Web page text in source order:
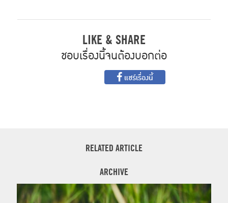
LIKE & SHARE
ชอบเรื่องนี้จนต้องบอกต่อ
แชร์เรื่องนี้
RELATED ARTICLE
ARCHIVE